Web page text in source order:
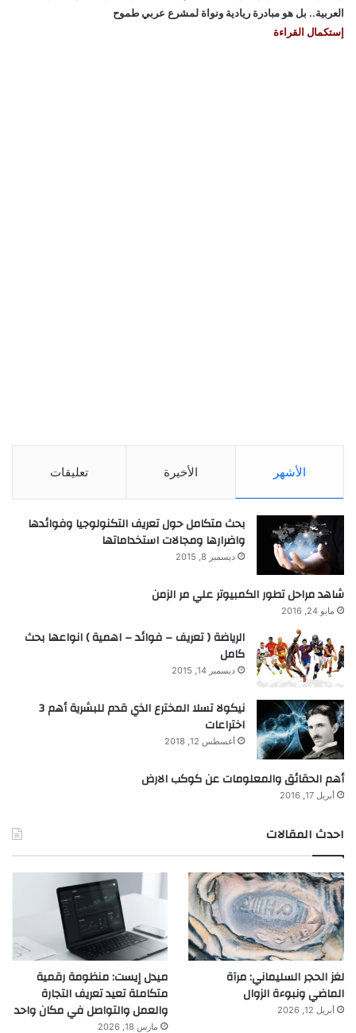
العربية.. بل هو مبادرة ريادية ونواة لمشرع عربي طموح
إستكمال القراءة
الأشهر الأخيرة تعليقات
بحث متكامل حول تعريف التكنولوجيا وفوائدها
واضرارها ومجالات استخداماتها
ديسمبر 8, 2015
شاهد مراحل تطور الكمبيوتر علي مر الزمن
مايو 24, 2016
الرياضة ( تعريف – فوائد – اهمية ) انواعها بحث
كامل
ديسمبر 14, 2015
نيكولا تسلا المخترع الذي قدم للبشرية أهم 3
اختراعات
أغسطس 12, 2018
أهم الحقائق والمعلومات عن كوكب الارض
أبريل 17, 2016
احدث المقالات
لغز الحجر السليماني: مرآة
الماضي ونبوءة الزوال
أبريل 12, 2026
ميدل إيست: منظومة رقمية
متكاملة تعيد تعريف التجارة
والعمل والتواصل في مكان واحد
مارس 18, 2026